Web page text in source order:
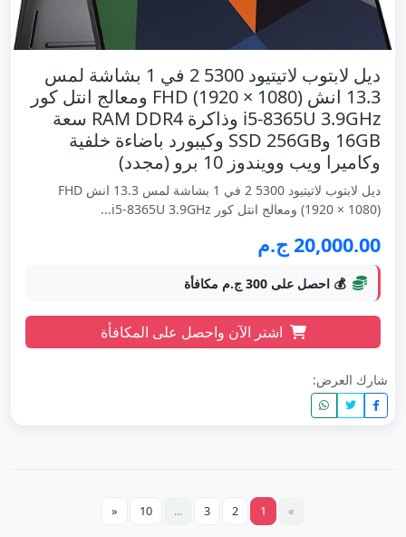
ديل لابتوب لاتيتيود 5300 2 في 1 بشاشة لمس
13.3 انش FHD (1920 × 1080) ومعالج انتل كور
i5-8365U 3.9GHz وذاكرة RAM DDR4 سعة
16GB وSSD 256GB وكيبورد باضاءة خلفية
وكاميرا ويب وويندوز 10 برو (مجدد)
ديل لابتوب لاتيتيود 5300 2 في 1 بشاشة لمس 13.3 انش FHD
(1920 × 1080) ومعالج انتل كور i5-8365U 3.9GHz...
20,000.00 ج.م
💰 احصل على 300 ج.م مكافأة
اشتر الآن واحصل على المكافأة
شارك العرض:
»
1
2
3
...
10
«